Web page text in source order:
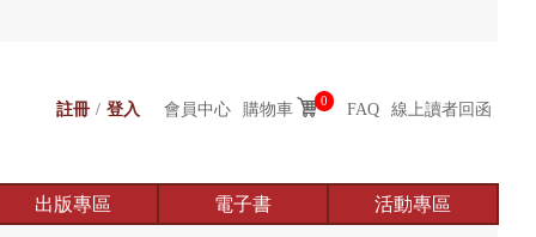
註冊 / 登入 會員中心 購物車 0 FAQ 線上讀者回函
出版專區 電子書 活動專區